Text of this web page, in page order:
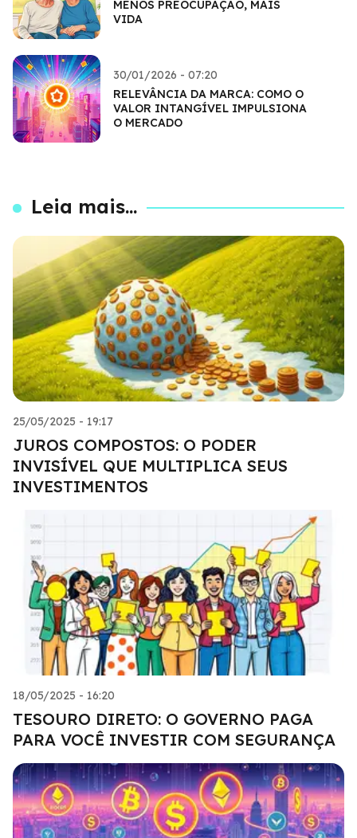
MENOS PREOCUPAÇÃO, MAIS
VIDA
30/01/2026 - 07:20
RELEVÂNCIA DA MARCA: COMO O
VALOR INTANGÍVEL IMPULSIONA
O MERCADO
Leia mais...
25/05/2025 - 19:17
JUROS COMPOSTOS: O PODER
INVISÍVEL QUE MULTIPLICA SEUS
INVESTIMENTOS
18/05/2025 - 16:20
TESOURO DIRETO: O GOVERNO PAGA
PARA VOCÊ INVESTIR COM SEGURANÇA